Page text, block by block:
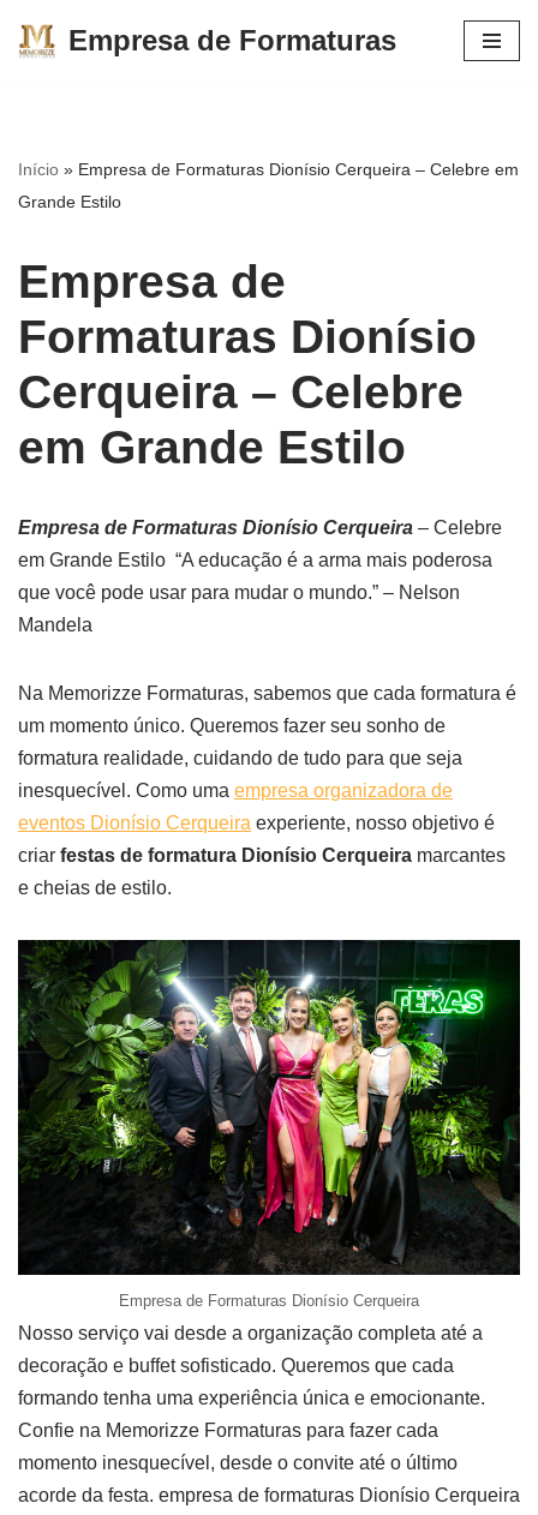
conteúdo
Empresa de Formaturas
Início » Empresa de Formaturas Dionísio Cerqueira – Celebre em
Grande Estilo
Empresa de
Formaturas Dionísio
Cerqueira – Celebre
em Grande Estilo
Empresa de Formaturas Dionísio Cerqueira – Celebre
em Grande Estilo “A educação é a arma mais poderosa
que você pode usar para mudar o mundo.” – Nelson
Mandela
Na Memorizze Formaturas, sabemos que cada formatura é
um momento único. Queremos fazer seu sonho de
formatura realidade, cuidando de tudo para que seja
inesquecível. Como uma empresa organizadora de
eventos Dionísio Cerqueira experiente, nosso objetivo é
criar festas de formatura Dionísio Cerqueira marcantes
e cheias de estilo.
Empresa de Formaturas Dionísio Cerqueira
Nosso serviço vai desde a organização completa até a
decoração e buffet sofisticado. Queremos que cada
formando tenha uma experiência única e emocionante.
Confie na Memorizze Formaturas para fazer cada
momento inesquecível, desde o convite até o último
acorde da festa. empresa de formaturas Dionísio Cerqueira